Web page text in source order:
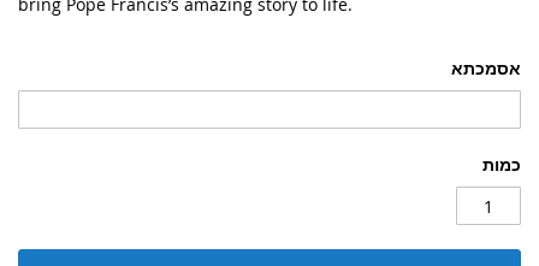
אסמכתא
כמות